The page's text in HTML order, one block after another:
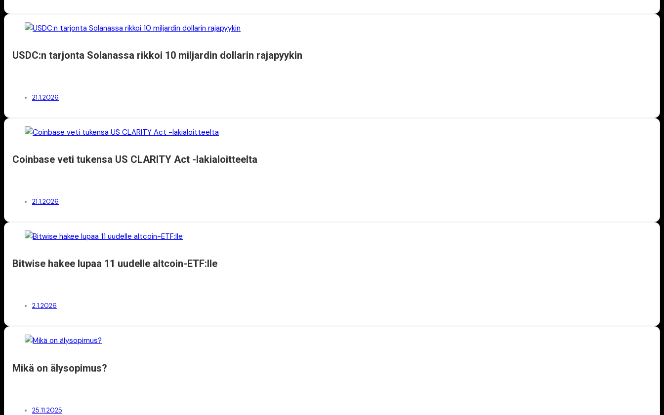
USDC:n tarjonta Solanassa rikkoi 10 miljardin dollarin rajapyykin
21.1.2026
Coinbase veti tukensa US CLARITY Act -lakialoitteelta
21.1.2026
Bitwise hakee lupaa 11 uudelle altcoin-ETF:lle
2.1.2026
Mikä on älysopimus?
25.11.2025